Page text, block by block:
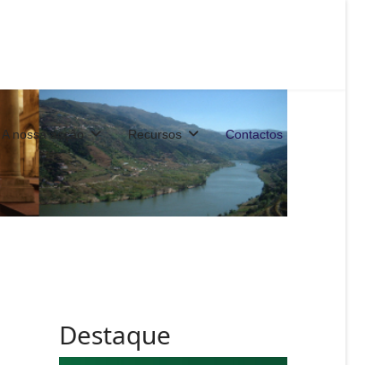
A nossa acção Recursos Contactos
Destaque